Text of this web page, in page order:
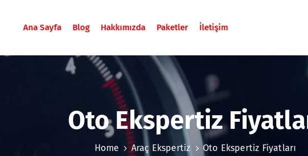
Ana Sayfa Blog Hakkımızda Paketler İletişim
Oto Ekspertiz
Home Araç Ekspertiz Oto Ekspertiz Fiyatları